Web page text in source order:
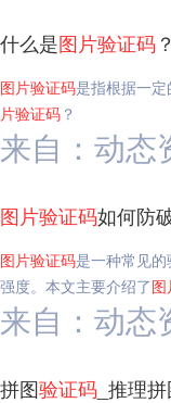
什么是图片验证码
图片验证码是指根据一
片验证码 ？
来自：动态
图片验证码如何防
图片验证码是一种常见
强度。本文主要介绍了图
来自：动态
拼图验证码 _推理